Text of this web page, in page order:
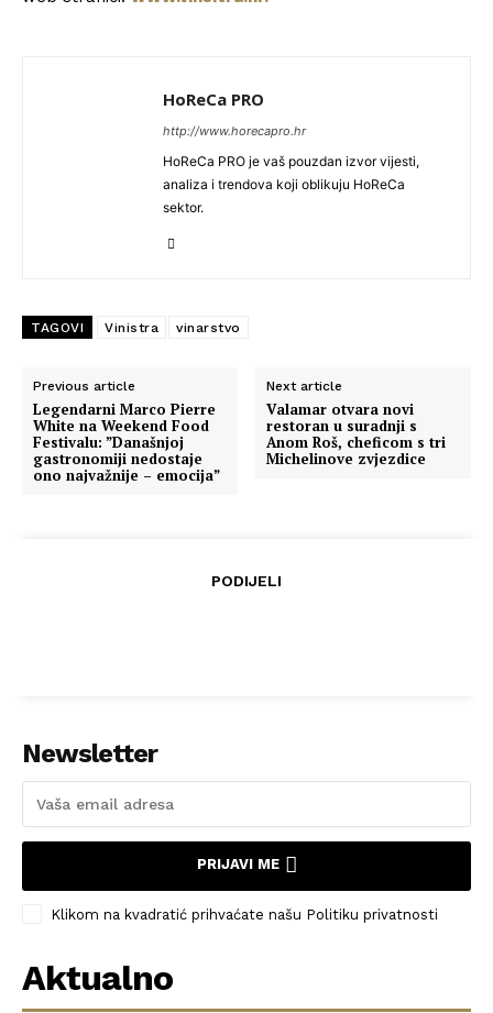
HoReCa PRO
http://www.horecapro.hr
HoReCa PRO je vaš pouzdan izvor vijesti,
analiza i trendova koji oblikuju HoReCa
sektor.
TAGOVI Vinistra vinarstvo
Previous article
Legendarni Marco Pierre
White na Weekend Food
Festivalu: ”Današnjoj
gastronomiji nedostaje
ono najvažnije – emocija”
Next article
Valamar otvara novi
restoran u suradnji s
Anom Roš, cheficom s tri
Michelinove zvjezdice
PODIJELI
Newsletter
PRIJAVI ME
Klikom na kvadratić prihvaćate našu Politiku privatnosti
Aktualno